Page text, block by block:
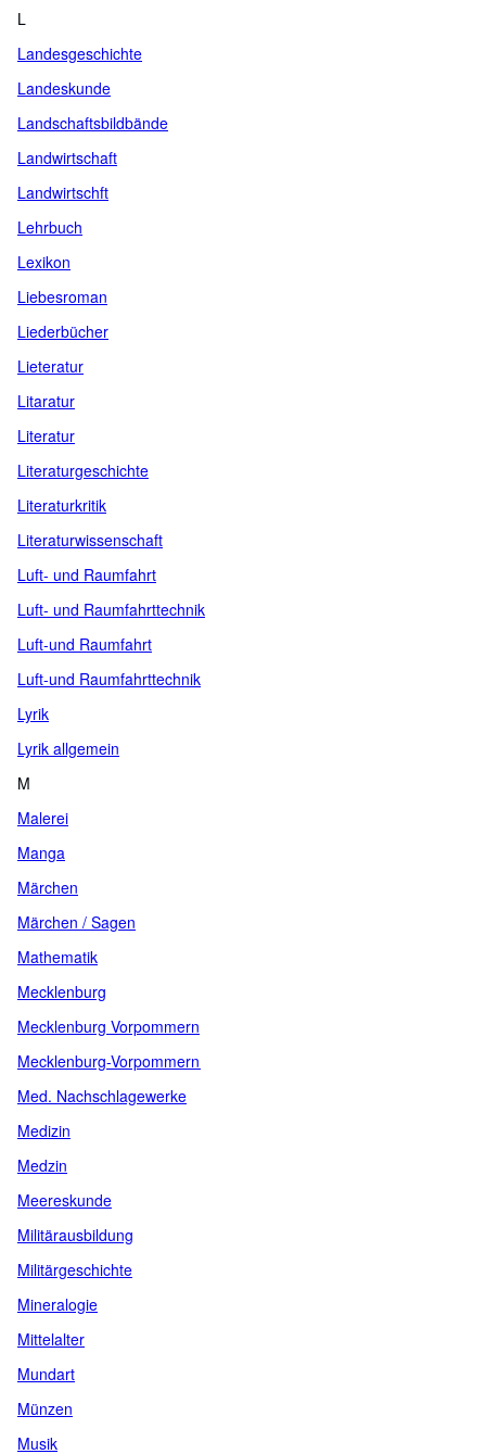
L
Landesgeschichte
Landeskunde
Landschaftsbildbände
Landwirtschaft
Landwirtschft
Lehrbuch
Lexikon
Liebesroman
Liederbücher
Lieteratur
Litaratur
Literatur
Literaturgeschichte
Literaturkritik
Literaturwissenschaft
Luft- und Raumfahrt
Luft- und Raumfahrttechnik
Luft-und Raumfahrt
Luft-und Raumfahrttechnik
Lyrik
Lyrik allgemein
M
Malerei
Manga
Märchen
Märchen / Sagen
Mathematik
Mecklenburg
Mecklenburg Vorpommern
Mecklenburg-Vorpommern
Med. Nachschlagewerke
Medizin
Medzin
Meereskunde
Militärausbildung
Militärgeschichte
Mineralogie
Mittelalter
Mundart
Münzen
Musik